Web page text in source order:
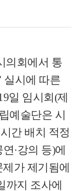
의회에서 통
실시에 따른
일 임시회 (제
예술단은 시
간 배치 적정
연 ·강의 등)에
가 제기됨에
까지 조사에